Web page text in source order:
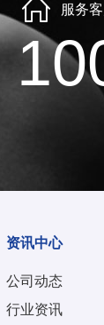
服务
资讯中心
公司动态
行业资讯